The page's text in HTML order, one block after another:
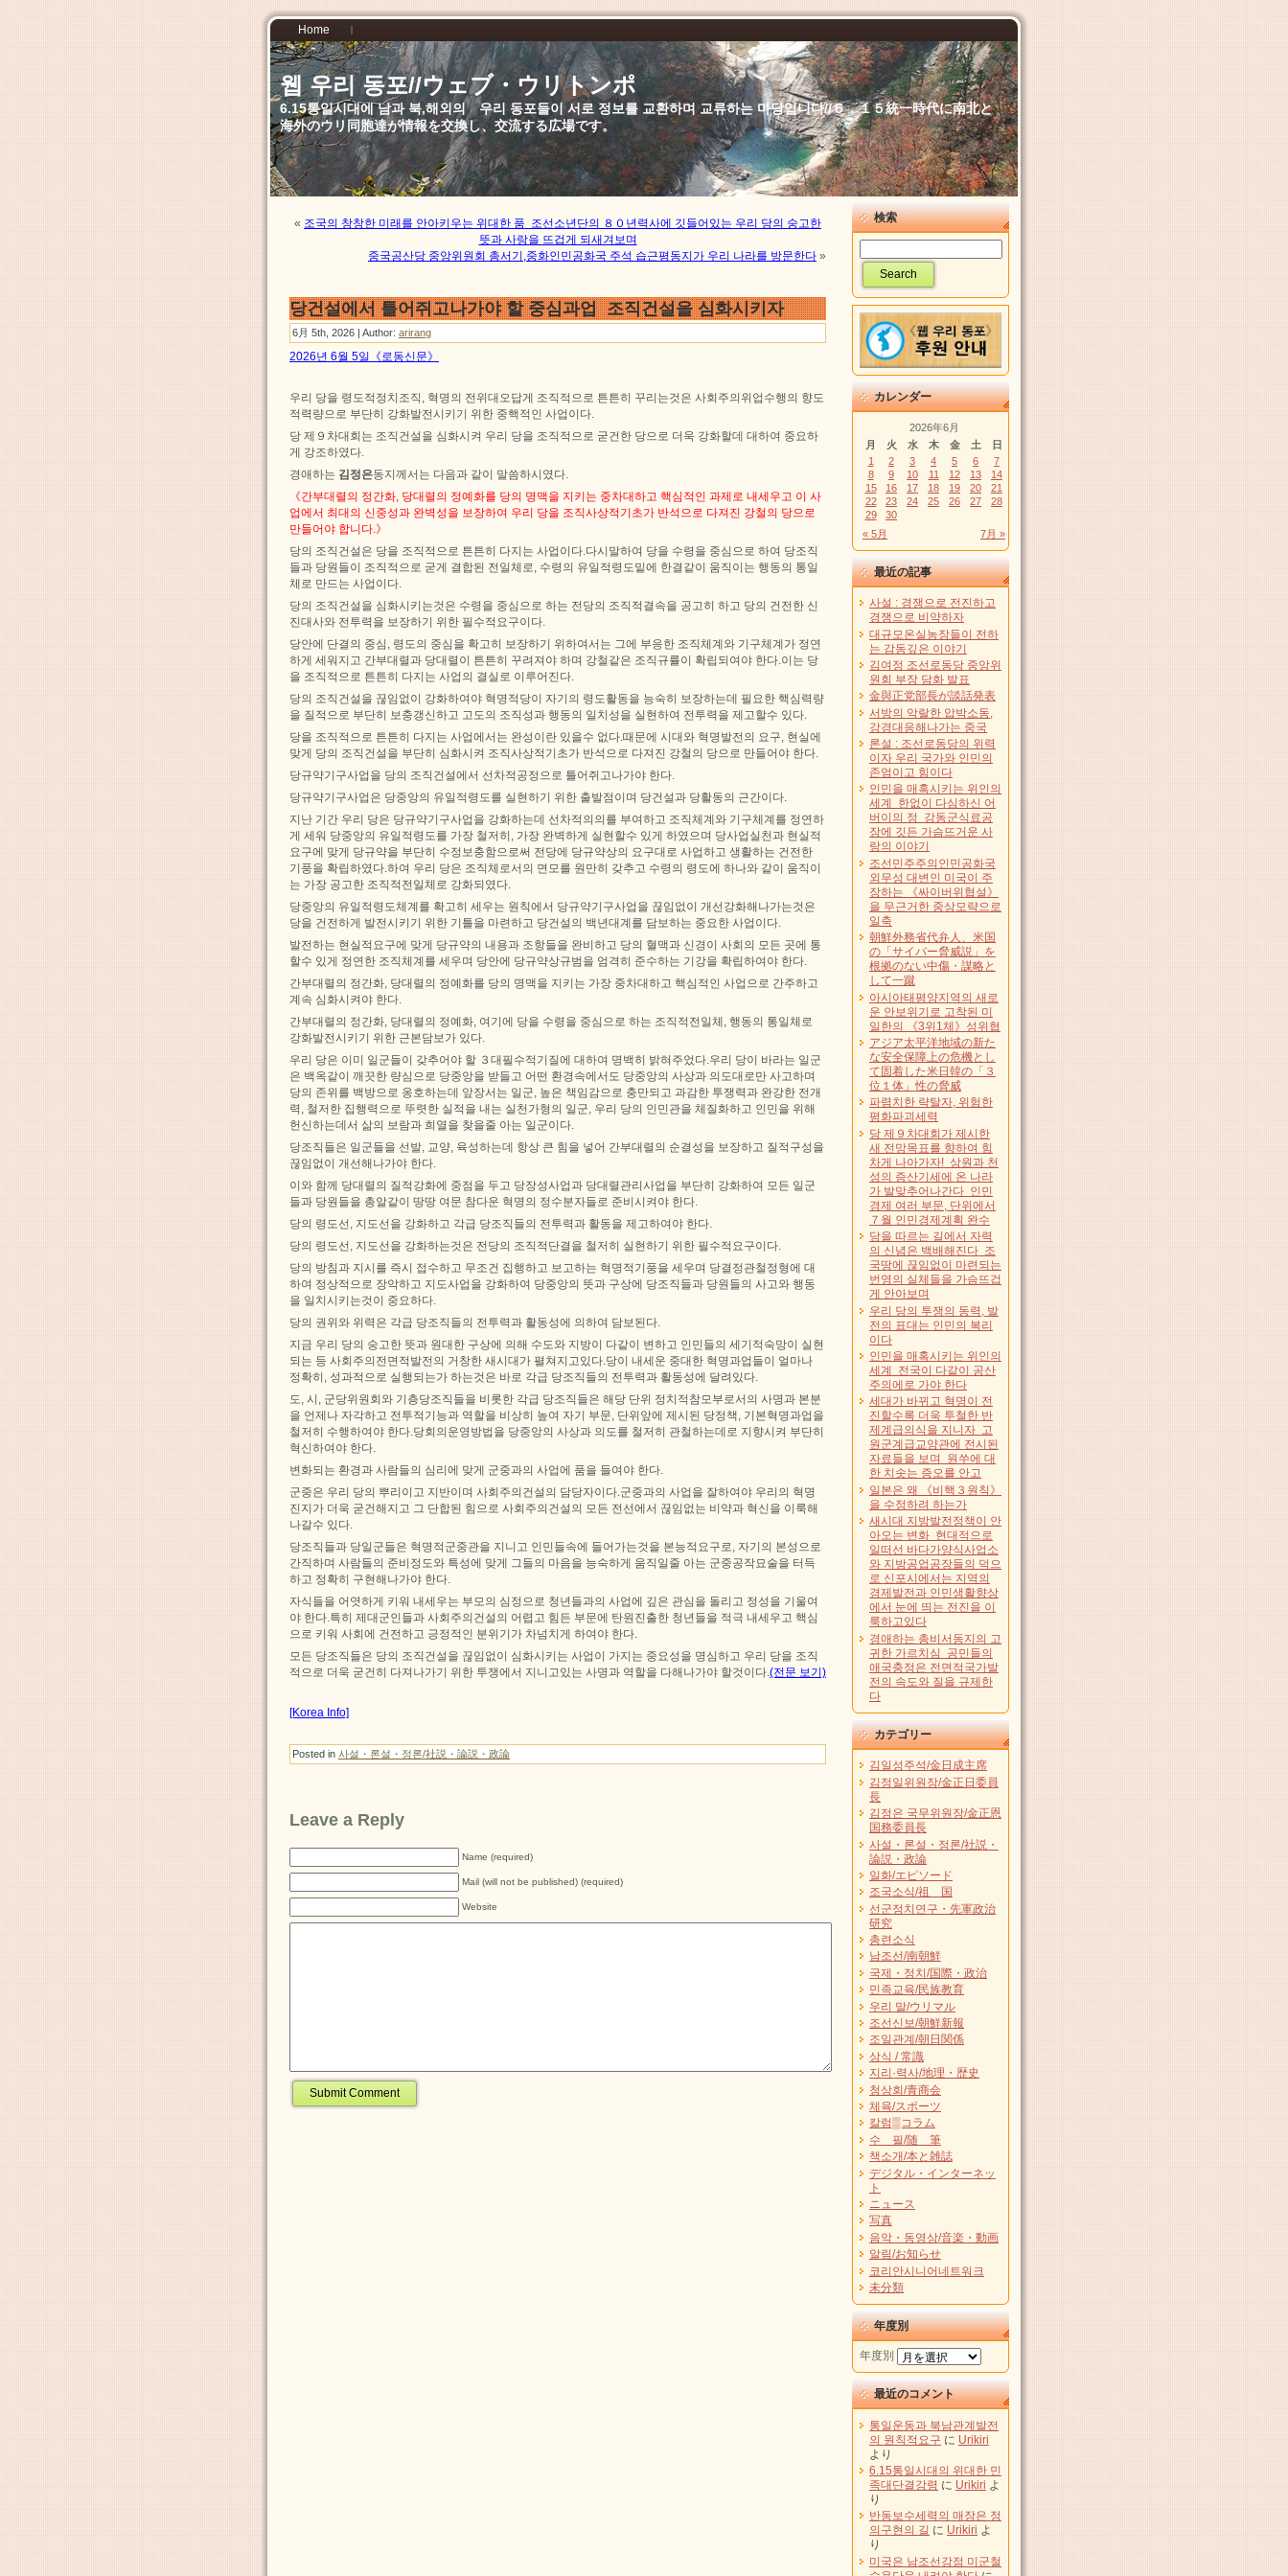
Home
웹 우리 동포//ウェブ・ウリトンポ
6.15통일시대에 남과 북,해외의 우리 동포들이 서로 정보를 교환하며 교류하는 마당입니다//６．１５統一時代に南北と
海外のウリ同胞達が情報を交換し、交流する広場です。
« 조국의 창창한 미래를 안아키우는 위대한 품 조선소년단의 ８０년력사에 깃들어있는 우리 당의 숭고한
뜻과 사랑을 뜨겁게 되새겨보며
중국공산당 중앙위원회 총서기,중화인민공화국 주석 습근평동지가 우리 나라를 방문한다 »
당건설에서 틀어쥐고나가야 할 중심과업 조직건설을 심화시키자
6月 5th, 2026 | Author: arirang
2026년 6월 5일《로동신문》
우리 당을 령도적정치조직, 혁명의 전위대오답게 조직적으로 튼튼히 꾸리는것은 사회주의위업수행의 향도
적력량으로 부단히 강화발전시키기 위한 중핵적인 사업이다.
당 제９차대회는 조직건설을 심화시켜 우리 당을 조직적으로 굳건한 당으로 더욱 강화할데 대하여 중요하
게 강조하였다.
경애하는 김정은동지께서는 다음과 같이 말씀하시였다.
《간부대렬의 정간화, 당대렬의 정예화를 당의 명맥을 지키는 중차대하고 핵심적인 과제로 내세우고 이 사
업에서 최대의 신중성과 완벽성을 보장하여 우리 당을 조직사상적기초가 반석으로 다져진 강철의 당으로
만들어야 합니다.》
당의 조직건설은 당을 조직적으로 튼튼히 다지는 사업이다.다시말하여 당을 수령을 중심으로 하여 당조직
들과 당원들이 조직적으로 굳게 결합된 전일체로, 수령의 유일적령도밑에 한결같이 움직이는 행동의 통일
체로 만드는 사업이다.
당의 조직건설을 심화시키는것은 수령을 중심으로 하는 전당의 조직적결속을 공고히 하고 당의 건전한 신
진대사와 전투력을 보장하기 위한 필수적요구이다.
당안에 단결의 중심, 령도의 중심을 확고히 보장하기 위하여서는 그에 부응한 조직체계와 기구체계가 정연
하게 세워지고 간부대렬과 당대렬이 튼튼히 꾸려져야 하며 강철같은 조직규률이 확립되여야 한다.이는 당
을 조직적으로 튼튼히 다지는 사업의 결실로 이루어진다.
당의 조직건설을 끊임없이 강화하여야 혁명적당이 자기의 령도활동을 능숙히 보장하는데 필요한 핵심력량
을 질적으로 부단히 보충갱신하고 고도의 조직성과 행동의 일치성을 실현하여 전투력을 제고할수 있다.
당을 조직적으로 튼튼히 다지는 사업에서는 완성이란 있을수 없다.때문에 시대와 혁명발전의 요구, 현실에
맞게 당의 조직건설을 부단히 심화시켜 조직사상적기초가 반석으로 다져진 강철의 당으로 만들어야 한다.
당규약기구사업을 당의 조직건설에서 선차적공정으로 틀어쥐고나가야 한다.
당규약기구사업은 당중앙의 유일적령도를 실현하기 위한 출발점이며 당건설과 당활동의 근간이다.
지난 기간 우리 당은 당규약기구사업을 강화하는데 선차적의의를 부여하고 조직체계와 기구체계를 정연하
게 세워 당중앙의 유일적령도를 가장 철저히, 가장 완벽하게 실현할수 있게 하였으며 당사업실천과 현실적
요구에 맞게 당규약을 부단히 수정보충함으로써 전당에 당규약상의 요구대로 사업하고 생활하는 건전한
기풍을 확립하였다.하여 우리 당은 조직체로서의 면모를 원만히 갖추고 수령의 령도에 하나와 같이 움직이
는 가장 공고한 조직적전일체로 강화되였다.
당중앙의 유일적령도체계를 확고히 세우는 원칙에서 당규약기구사업을 끊임없이 개선강화해나가는것은
당을 건전하게 발전시키기 위한 기틀을 마련하고 당건설의 백년대계를 담보하는 중요한 사업이다.
발전하는 현실적요구에 맞게 당규약의 내용과 조항들을 완비하고 당의 혈맥과 신경이 사회의 모든 곳에 통
할수 있게 정연한 조직체계를 세우며 당안에 당규약상규범을 엄격히 준수하는 기강을 확립하여야 한다.
간부대렬의 정간화, 당대렬의 정예화를 당의 명맥을 지키는 가장 중차대하고 핵심적인 사업으로 간주하고
계속 심화시켜야 한다.
간부대렬의 정간화, 당대렬의 정예화, 여기에 당을 수령을 중심으로 하는 조직적전일체, 행동의 통일체로
강화발전시키기 위한 근본담보가 있다.
우리 당은 이미 일군들이 갖추어야 할 ３대필수적기질에 대하여 명백히 밝혀주었다.우리 당이 바라는 일군
은 백옥같이 깨끗한 량심으로 당중앙을 받들고 어떤 환경속에서도 당중앙의 사상과 의도대로만 사고하며
당의 존위를 백방으로 옹호하는데 앞장서는 일군, 높은 책임감으로 충만되고 과감한 투쟁력과 완강한 전개
력, 철저한 집행력으로 뚜렷한 실적을 내는 실천가형의 일군, 우리 당의 인민관을 체질화하고 인민을 위해
헌신하는데서 삶의 보람과 희열을 찾을줄 아는 일군이다.
당조직들은 일군들을 선발, 교양, 육성하는데 항상 큰 힘을 넣어 간부대렬의 순결성을 보장하고 질적구성을
끊임없이 개선해나가야 한다.
이와 함께 당대렬의 질적강화에 중점을 두고 당장성사업과 당대렬관리사업을 부단히 강화하여 모든 일군
들과 당원들을 총알같이 땅땅 여문 참다운 혁명의 정수분자들로 준비시켜야 한다.
당의 령도선, 지도선을 강화하고 각급 당조직들의 전투력과 활동을 제고하여야 한다.
당의 령도선, 지도선을 강화하는것은 전당의 조직적단결을 철저히 실현하기 위한 필수적요구이다.
당의 방침과 지시를 즉시 접수하고 무조건 집행하고 보고하는 혁명적기풍을 세우며 당결정관철정형에 대
하여 정상적으로 장악하고 지도사업을 강화하여 당중앙의 뜻과 구상에 당조직들과 당원들의 사고와 행동
을 일치시키는것이 중요하다.
당의 권위와 위력은 각급 당조직들의 전투력과 활동성에 의하여 담보된다.
지금 우리 당의 숭고한 뜻과 원대한 구상에 의해 수도와 지방이 다같이 변하고 인민들의 세기적숙망이 실현
되는 등 사회주의전면적발전의 거창한 새시대가 펼쳐지고있다.당이 내세운 중대한 혁명과업들이 얼마나
정확히, 성과적으로 실행되는가 하는것은 바로 각급 당조직들의 전투력과 활동성에 달려있다.
도, 시, 군당위원회와 기층당조직들을 비롯한 각급 당조직들은 해당 단위 정치적참모부로서의 사명과 본분
을 언제나 자각하고 전투적기능과 역할을 비상히 높여 자기 부문, 단위앞에 제시된 당정책, 기본혁명과업을
철저히 수행하여야 한다.당회의운영방법을 당중앙의 사상과 의도를 철저히 관철하는데로 지향시켜 부단히
혁신하여야 한다.
변화되는 환경과 사람들의 심리에 맞게 군중과의 사업에 품을 들여야 한다.
군중은 우리 당의 뿌리이고 지반이며 사회주의건설의 담당자이다.군중과의 사업을 잘하여야 우리의 혁명
진지가 더욱 굳건해지고 그 단합된 힘으로 사회주의건설의 모든 전선에서 끊임없는 비약과 혁신을 이룩해
나갈수 있다.
당조직들과 당일군들은 혁명적군중관을 지니고 인민들속에 들어가는것을 본능적요구로, 자기의 본성으로
간직하며 사람들의 준비정도와 특성에 맞게 그들의 마음을 능숙하게 움직일줄 아는 군중공작묘술을 터득
하고 정확히 구현해나가야 한다.
자식들을 어엿하게 키워 내세우는 부모의 심정으로 청년들과의 사업에 깊은 관심을 돌리고 정성을 기울여
야 한다.특히 제대군인들과 사회주의건설의 어렵고 힘든 부문에 탄원진출한 청년들을 적극 내세우고 핵심
으로 키워 사회에 건전하고 긍정적인 분위기가 차넘치게 하여야 한다.
모든 당조직들은 당의 조직건설을 끊임없이 심화시키는 사업이 가지는 중요성을 명심하고 우리 당을 조직
적으로 더욱 굳건히 다져나가기 위한 투쟁에서 지니고있는 사명과 역할을 다해나가야 할것이다.(전문 보기)
[Korea Info]
Posted in 사설・론설・정론/社説・論説・政論
Leave a Reply
Name (required)
Mail (will not be published) (required)
Website
検索
カレンダー
2026年6月
月
火 水 木 金 土 日
« 5月 7月 »
1 2 3 4 5 6
7
8
9 10 11 12 13
14
15
16 17 18 19 20
21
22
23 24 25 26 27
28
29
30
最近の記事
사설 : 경쟁으로 전진하고
경쟁으로 비약하자
대규모온실농장들이 전하
는 감동깊은 이야기
김여정 조선로동당 중앙위
원회 부장 담화 발표
金與正党部長が談話発表
서방의 악랄한 압박소동,
강경대응해나가는 중국
론설 : 조선로동당의 위력
이자 우리 국가와 인민의
존엄이고 힘이다
인민을 매혹시키는 위인의
세계 한없이 다심하신 어
버이의 정 강동군식료공
장에 깃든 가슴뜨거운 사
랑의 이야기
조선민주주의인민공화국
외무성 대변인 미국이 주
장하는 《싸이버위협설》
을 무근거한 중상모략으로
일축
朝鮮外務省代弁人、米国
の「サイバー脅威説」を
根拠のない中傷・謀略と
して一蹴
아시아태평양지역의 새로
운 안보위기로 고착된 미
일한의 《3위1체》성위협
アジア太平洋地域の新た
な安全保障上の危機とし
て固着した米日韓の「３
位１体」性の脅威
파렴치한 략탈자, 위험한
평화파괴세력
당 제９차대회가 제시한
새 전망목표를 향하여 힘
차게 나아가자! 상원과 천
성의 증산기세에 온 나라
가 발맞추어나간다 인민
경제 여러 부문, 단위에서
７월 인민경제계획 완수
당을 따르는 길에서 자력
의 신념은 백배해진다 조
국땅에 끊임없이 마련되는
번영의 실체들을 가슴뜨겁
게 안아보며
우리 당의 투쟁의 동력, 발
전의 표대는 인민의 복리
이다
인민을 매혹시키는 위인의
세계 전국이 다같이 공산
주의에로 가야 한다
세대가 바뀌고 혁명이 전
진할수록 더욱 투철한 반
제계급의식을 지니자 고
원군계급교양관에 전시된
자료들을 보며 원쑤에 대
한 치솟는 증오를 안고
일본은 왜 《비핵３원칙》
을 수정하려 하는가
새시대 지방발전정책이 안
아오는 변화 현대적으로
일떠선 바다가양식사업소
와 지방공업공장들의 덕으
로 신포시에서는 지역의
경제발전과 인민생활향상
에서 눈에 띄는 전진을 이
룩하고있다
경애하는 총비서동지의 고
귀한 가르치심 공민들의
애국충정은 전면적국가발
전의 속도와 질을 규제한
다
カテゴリー
김일성주석/金日成主席
김정일위원장/金正日委員
長
김정은 국무위원장/金正恩
国務委員長
사설・론설・정론/社説・
論説・政論
일화/エピソード
조국소식/祖 国
선군정치연구・先軍政治
研究
총련소식
남조선/南朝鮮
국제・정치/国際・政治
민족교육/民族教育
우리 말/ウリマル
조선신보/朝鮮新報
조일관계/朝日関係
상식 / 常識
지리·력사/地理・歴史
청상회/青商会
체육/スポーツ
칼럼▒コラム
수 필/随 筆
책소개/本と雑誌
デジタル・インターネッ
ト
ニュース
写真
음악・동영상/音楽・動画
알림/お知らせ
코리안시니어네트워크
未分類
年度別
年度別
最近のコメント
통일운동과 북남관계발전
의 원칙적요구 に Urikiri
より
6.15통일시대의 위대한 민
족대단결강령 に Urikiri よ
り
반동보수세력의 매장은 정
의구현의 길 に Urikiri よ
り
미국은 남조선강점 미군철